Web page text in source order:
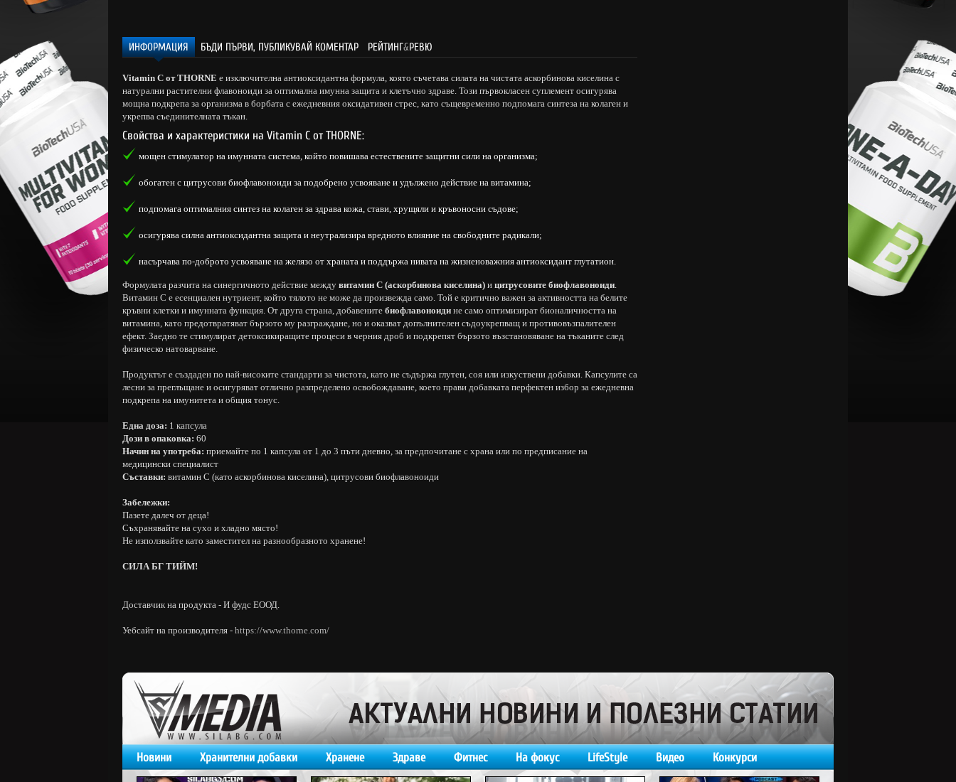
ИНФОРМАЦИЯ БЪДИ ПЪРВИ, ПУБЛИКУВАЙ КОМЕНТАР РЕЙТИНГ&РЕВЮ
Vitamin C от THORNE е изключителна антиоксидантна формула, която съчетава силата на чистата аскорбинова киселина с
натурални растителни флавоноиди за оптимална имунна защита и клетъчно здраве. Този първокласен суплемент осигурява
мощна подкрепа за организма в борбата с ежедневния оксидативен стрес, като същевременно подпомага синтеза на колаген и
укрепва съединителната тъкан.
Свойства и характеристики на Vitamin C от THORNE:
мощен стимулатор на имунната система, който повишава естествените защитни сили на организма;
обогатен с цитрусови биофлавоноиди за подобрено усвояване и удължено действие на витамина;
подпомага оптималния синтез на колаген за здрава кожа, стави, хрущяли и кръвоносни съдове;
осигурява силна антиоксидантна защита и неутрализира вредното влияние на свободните радикали;
насърчава по-доброто усвояване на желязо от храната и поддържа нивата на жизненоважния антиоксидант глутатион.
Формулата разчита на синергичното действие между витамин C (аскорбинова киселина) и цитрусовите биофлавоноиди
Витамин C е есенциален нутриент, който тялото не може да произвежда само. Той е критично важен за активността на белите
кръвни клетки и имунната функция. От друга страна, добавените биофлавоноиди не само оптимизират бионаличността на
витамина, като предотвратяват бързото му разграждане, но и оказват допълнителен съдоукрепващ и противовъзпалителен
ефект. Заедно те стимулират детоксикиращите процеси в черния дроб и подкрепят бързото възстановяване на тъканите след
физическо натоварване.
Продуктът е създаден по най-високите стандарти за чистота, като не съдържа глутен, соя или изкуствени добавки. Капсулите са
лесни за преглъщане и осигуряват отлично разпределено освобождаване, което прави добавката перфектен избор за ежедневна
подкрепа на имунитета и общия тонус.
Една доза: 1 капсула
Дози в опаковка: 60
Начин на употреба: приемайте по 1 капсула от 1 до 3 пъти дневно, за предпочитане с храна или по предписание на
медицински специалист
Съставки: витамин C (като аскорбинова киселина), цитрусови биофлавоноиди
Забележки:
Пазете далеч от деца!
Съхранявайте на сухо и хладно място!
Не използвайте като заместител на разнообразното хранене!
СИЛА БГ ТИЙМ!
Доставчик на продукта - И фудс ЕООД.
Уебсайт на производителя - https://www.thorne.com/
Новини Хранителни добавки Хранене Здраве Фитнес На фокус LifeStyle Видео Конкурси